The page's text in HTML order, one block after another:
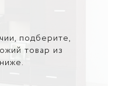
подберите,
товар из